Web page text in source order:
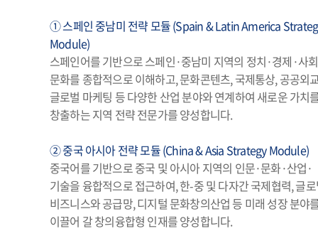
① 스페인 중남미 전략 모듈 (Spain & Latin America
Module)
스페인어를 기반으로 스페인·중남미 지역의 정치·경제·사
문화를 종합적으로 이해하고, 문화콘텐츠, 국제통상, 공공외
글로벌 마케팅 등 다양한 산업 분야와 연계하여 새로운 가치
창출하는 지역 전략 전문가를 양성합니다.
② 중국 아시아 전략 모듈 (China & Asia Strategy Module)
중국어를 기반으로 중국 및 아시아 지역의 인문·문화·산업·
기술을 융합적으로 접근하여, 한-중 및 다자간 국제협력, 글
비즈니스와 공급망, 디지털 문화창의산업 등 미래 성장 분야
이끌어 갈 창의융합형 인재를 양성합니다.